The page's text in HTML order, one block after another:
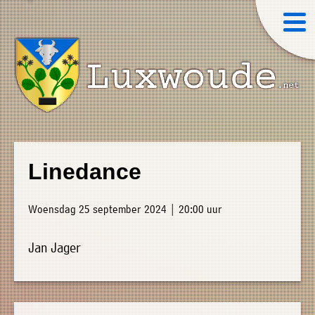
Linedance
Woensdag 25 september 2024 | 20:00 uur
Jan Jager
»
Home
»
Welkom
»
Nieuws
»
Agenda
»
Luxwoude.net
website@luxwoude.net
Plaatselijk
belang
Op
dit
moment
bestaat
het
bestuur